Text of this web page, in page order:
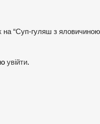
на “Суп-гуляш з яловичиною
увійти.